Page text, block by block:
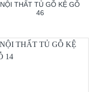
NỘI THẤT TỦ GỖ KỆ GỖ
46